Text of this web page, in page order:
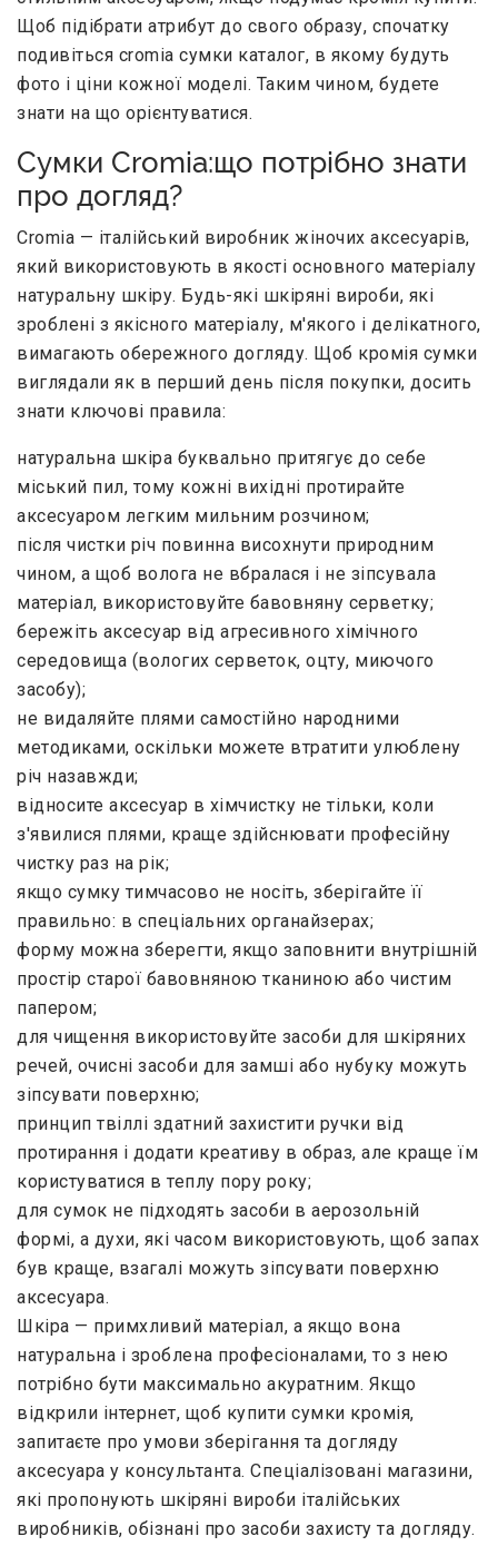
Щоб підібрати атрибут до свого образу, спочатку
подивіться cromia сумки каталог, в якому будуть
фото і ціни кожної моделі. Таким чином, будете
знати на що орієнтуватися.
Сумки Cromia:що потрібно знати
про догляд?
Cromia — італійський виробник жіночих аксесуарів,
який використовують в якості основного матеріалу
натуральну шкіру. Будь-які шкіряні вироби, які
зроблені з якісного матеріалу, м'якого і делікатного,
вимагають обережного догляду. Щоб кромія сумки
виглядали як в перший день після покупки, досить
знати ключові правила:
натуральна шкіра буквально притягує до себе
міський пил, тому кожні вихідні протирайте
аксесуаром легким мильним розчином;
після чистки річ повинна висохнути природним
чином, а щоб волога не вбралася і не зіпсувала
матеріал, використовуйте бавовняну серветку;
бережіть аксесуар від агресивного хімічного
середовища (вологих серветок, оцту, миючого
засобу);
не видаляйте плями самостійно народними
методиками, оскільки можете втратити улюблену
річ назавжди;
відносите аксесуар в хімчистку не тільки, коли
з'явилися плями, краще здійснювати професійну
чистку раз на рік;
якщо сумку тимчасово не носіть, зберігайте її
правильно: в спеціальних органайзерах;
форму можна зберегти, якщо заповнити внутрішній
простір старої бавовняною тканиною або чистим
папером;
для чищення використовуйте засоби для шкіряних
речей, очисні засоби для замші або нубуку можуть
зіпсувати поверхню;
принцип твіллі здатний захистити ручки від
протирання і додати креативу в образ, але краще їм
користуватися в теплу пору року;
для сумок не підходять засоби в аерозольній
формі, а духи, які часом використовують, щоб запах
був краще, взагалі можуть зіпсувати поверхню
аксесуара.
Шкіра — примхливий матеріал, а якщо вона
натуральна і зроблена професіоналами, то з нею
потрібно бути максимально акуратним. Якщо
відкрили інтернет, щоб купити сумки кромія,
запитаєте про умови зберігання та догляду
аксесуара у консультанта. Спеціалізовані магазини,
які пропонують шкіряні вироби італійських
виробників, обізнані про засоби захисту та догляду.